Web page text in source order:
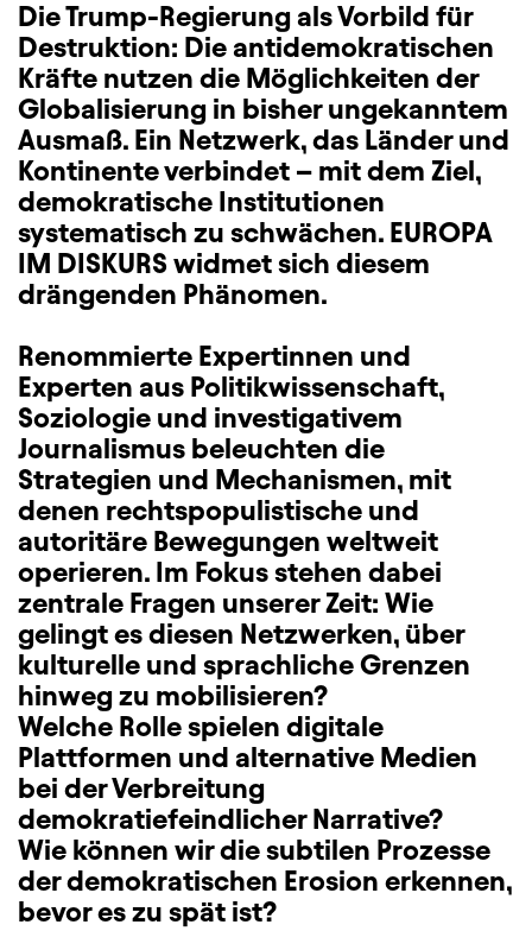
Die Trump-Regierung als Vorbild für
Destruktion: Die antidemokratischen
Kräfte nutzen die Möglichkeiten der
Globalisierung in bisher ungekanntem
Ausmaß. Ein Netzwerk, das Länder und
Kontinente verbindet – mit dem Ziel,
demokratische Institutionen
systematisch zu schwächen. EUROPA
IM DISKURS widmet sich diesem
drängenden Phänomen.
Renommierte Expertinnen und
Experten aus Politikwissenschaft,
Soziologie und investigativem
Journalismus beleuchten die
Strategien und Mechanismen, mit
denen rechtspopulistische und
autoritäre Bewegungen weltweit
operieren. Im Fokus stehen dabei
zentrale Fragen unserer Zeit: Wie
gelingt es diesen Netzwerken, über
kulturelle und sprachliche Grenzen
hinweg zu mobilisieren?
Welche Rolle spielen digitale
Plattformen und alternative Medien
bei der Verbreitung
demokratiefeindlicher Narrative?
Wie können wir die subtilen Prozesse
der demokratischen Erosion erkennen,
bevor es zu spät ist?